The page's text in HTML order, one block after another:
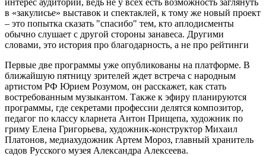
в «закулисье» выставок и спектаклей, к тому же новый проект
– это попытка сказать "спасибо" тем, кто аплодисменты
обычно слушает с другой стороны занавеса. Другими
словами, это история про благодарность, а не про рейтинги
Первые две программы уже опубликованы на платформе. В
ближайшую пятницу зрителей ждет встреча с народным
артистом РФ Юрием Розумом, он расскажет, как стать
востребованным музыкантом. Также к эфиру планируются
программы, где секретами профессии делятся композитор,
педагог по классу кларнета Антон Прищепа, художник по
гриму Елена Григорьева, художник-конструктор Михаил
Платонов, медиахудожник Артем Мороз, главный хранитель
садов Русского музея Александра Алексеева.